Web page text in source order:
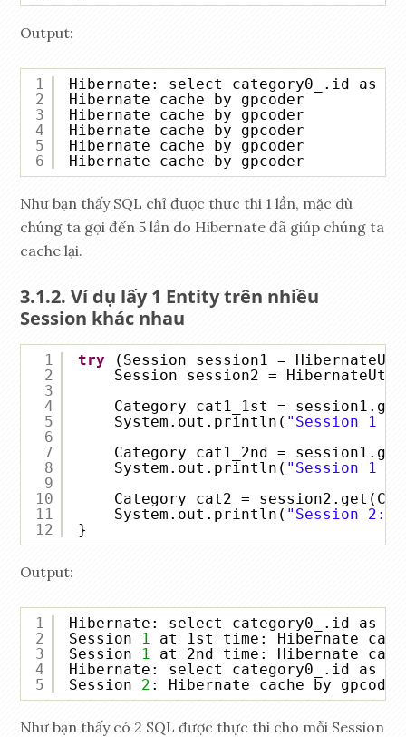
Output:
1
2
3
4
5
6
Hibernate: select category0_.id as
Hibernate cache by gpcoder
Hibernate cache by gpcoder
Hibernate cache by gpcoder
Hibernate cache by gpcoder
Hibernate cache by gpcoder
Như bạn thấy SQL chỉ được thực thi 1 lần, mặc dù
chúng ta gọi đến 5 lần do Hibernate đã giúp chúng ta
cache lại.
Ví dụ lấy 1 Entity trên nhiều
Session khác nhau
1
2
3
4
5
6
7
8
9
10
11
12
try
(Session session1 =
Session session2 =
Category cat1_1st =
System.out.println( "Session 1
Category cat1_2nd =
System.out.println( "Session 1
Category cat2 =
System.out.println( "Session 2: "
}
Output:
1
2
3
4
5
Hibernate: select category0_.id as
Session 1
at 1st time: Hibernate
Session 1
at 2nd time: Hibernate
Hibernate: select category0_.id as
Session 2 : Hibernate cache by gpcoder
Như bạn thấy có 2 SQL được thực thi cho mỗi Session